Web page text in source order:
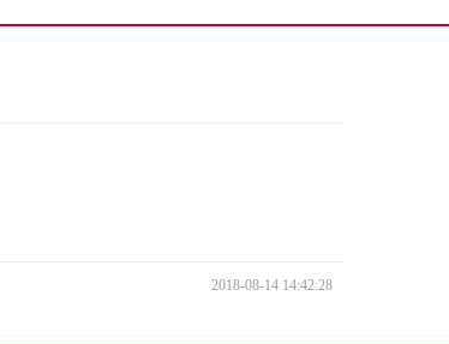
2018-08-14 14:42:28